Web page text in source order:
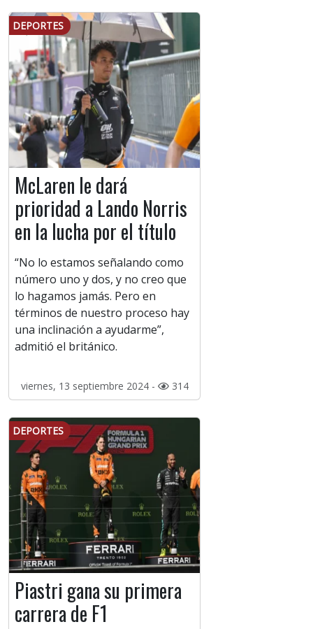
DEPORTES
McLaren le dará
prioridad a Lando Norris
en la lucha por el título
“No lo estamos señalando como
número uno y dos, y no creo que
lo hagamos jamás. Pero en
términos de nuestro proceso hay
una inclinación a ayudarme”,
admitió el británico.
viernes, 13 septiembre 2024 - 314
DEPORTES
Piastri gana su primera
carrera de F1